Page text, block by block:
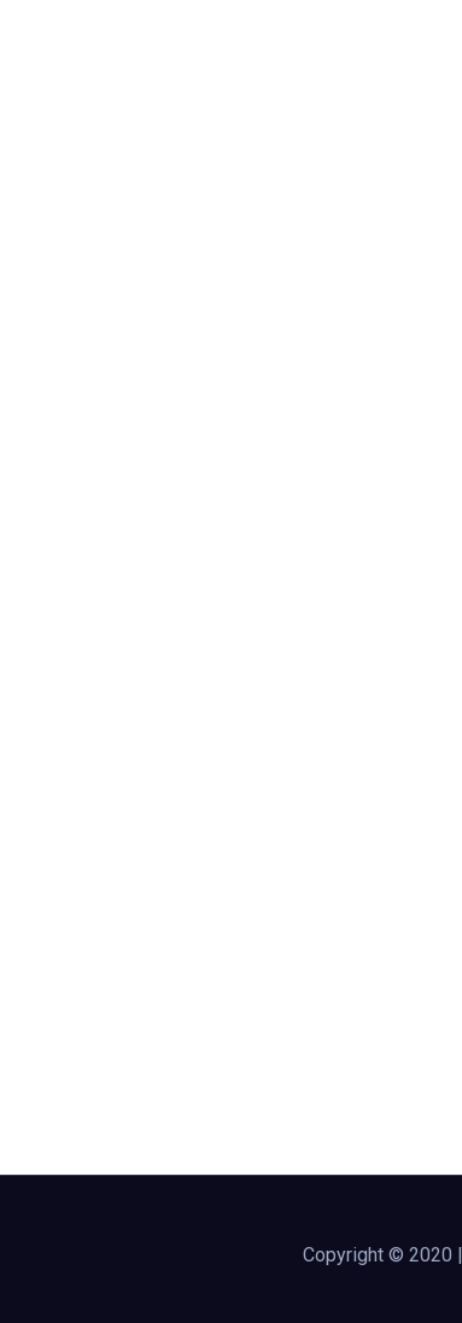
Copyright © 2020 |